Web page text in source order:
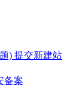
) 提交新建站
备案